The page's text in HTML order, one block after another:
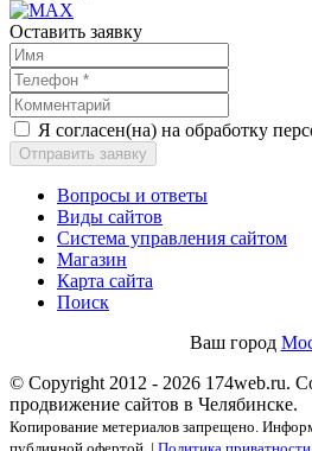
Оставить заявку
Я согласен(на) на обработку
Отправить заявку
Вопросы и ответы
Виды сайтов
Система управления сайтом
Магазин
Карта сайта
Поиск
Ваш город
© Copyright 2012 - 2026 174web.ru.
продвижение сайтов в Челябинске.
Копирование метериалов запрещено.